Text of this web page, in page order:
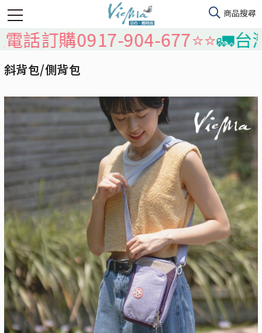
購0917-904-677⭐️⭐️🚛台灣本
斜背包/側背包